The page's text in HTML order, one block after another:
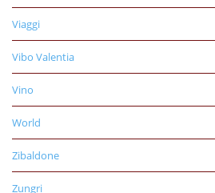
Viaggi
Vibo Valentia
Vino
World
Zibaldone
Zungri